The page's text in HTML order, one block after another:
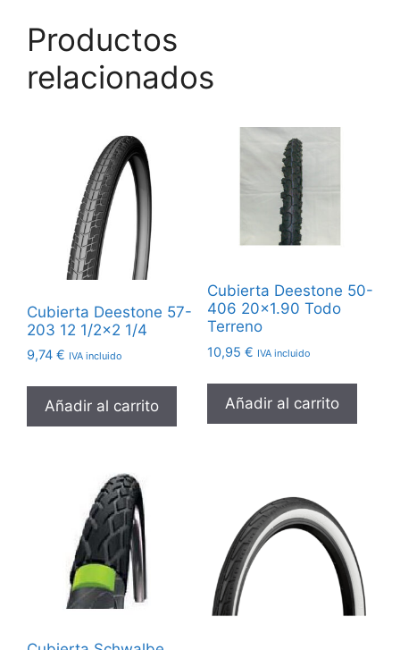
Productos
relacionados
Cubierta Deestone 57-
203 12 1/2×2 1/4
9,74 € IVA incluido
Añadir al carrito
Cubierta Deestone 50-
406 20×1.90 Todo
Terreno
10,95 € IVA incluido
Añadir al carrito